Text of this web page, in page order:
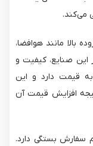
می‌کند.
بالا مانند هوافضا،
صنایع، کیفیت و
قیمت دارد و این
افزایش قیمت آن
سفارش بستگی دارد.